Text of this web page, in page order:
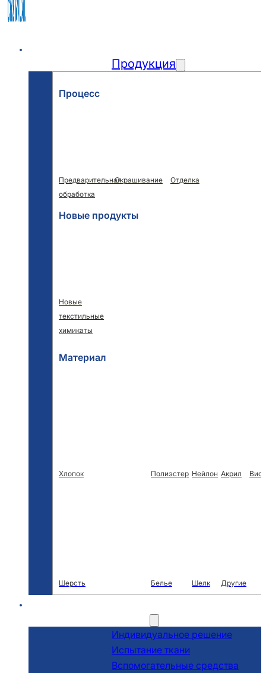
Продукция
Процесс
Предварительная
обработка
Окрашивание Отделка
Новые продукты
Новые
текстильные
химикаты
Материал
Хлопок Полиэстер Нейлон Акрил
Шерсть Белье Шелк Другие
Индивидуальное решение
Испытание ткани
Вспомогательные средства